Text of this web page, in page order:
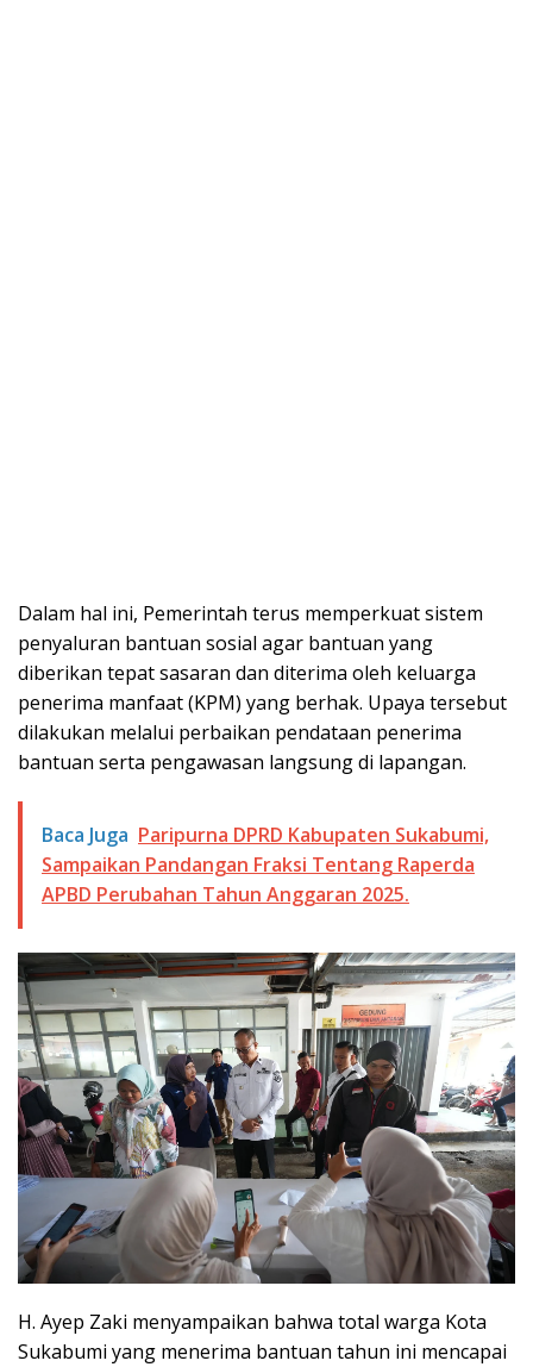
Dalam hal ini, Pemerintah terus memperkuat sistem
penyaluran bantuan sosial agar bantuan yang
diberikan tepat sasaran dan diterima oleh keluarga
penerima manfaat (KPM) yang berhak. Upaya tersebut
dilakukan melalui perbaikan pendataan penerima
bantuan serta pengawasan langsung di lapangan.
Baca Juga Paripurna DPRD Kabupaten Sukabumi,
Sampaikan Pandangan Fraksi Tentang Raperda
APBD Perubahan Tahun Anggaran 2025.
H. Ayep Zaki menyampaikan bahwa total warga Kota
Sukabumi yang menerima bantuan tahun ini mencapai